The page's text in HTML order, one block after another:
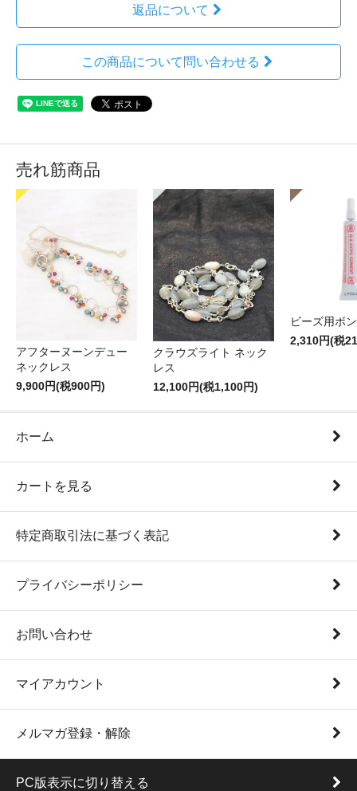
返品について
この商品について問い合わせる
売れ筋商品
アフターヌーンデュー
ネックレス
9,900円(税900円)
クラウズライト ネック
レス
12,100円(税1,100円)
ビーズ用ボ
2,310円(税
ホーム
カートを見る
特定商取引法に基づく表記
プライバシーポリシー
お問い合わせ
マイアカウント
メルマガ登録・解除
PC版表示に切り替える